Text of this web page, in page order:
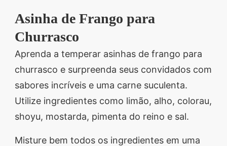
segredos valiosos e
receitas rápidas e fáceis
todos ao seu redor.
Transforme suas
refeições e inspire-se
agora mesmo!
Asinha de Frango para
Churrasco
Aprenda a temperar asinhas de frango para
churrasco e surpreenda seus convidados com
sabores incríveis e uma carne suculenta.
Utilize ingredientes como limão, alho, colorau,
shoyu, mostarda, pimenta do reino e sal.
Misture bem todos os ingredientes em uma